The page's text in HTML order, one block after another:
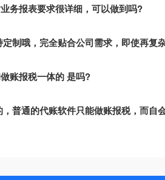
务报表要求很详细，可以做到吗?
制哦，完全贴合公司需求，即使再复
账报税一体的 是吗?
普通的代账软件只能做账报税，而自